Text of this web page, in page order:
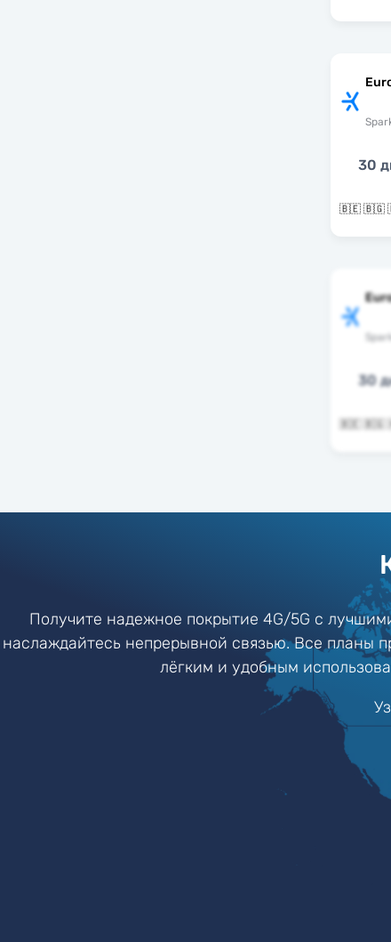
30
30
Получите надежное покрытие 4G/5G с
наслаждайтесь непрерывной связью. Все планы
лёгким и удобным